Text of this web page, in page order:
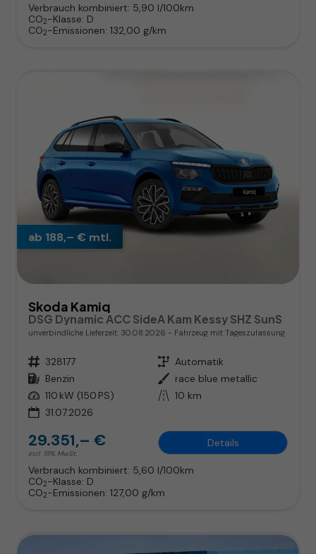
Verbrauch kombiniert: 5,90 l/100km
CO2-Klasse: D
CO2-Emissionen: 132,00 g/km
ab 188,– € mtl.
Skoda Kamiq
DSG Dynamic ACC SideA Kam Kessy SHZ SunS
unverbindliche Lieferzeit: 30.08.2026 Fahrzeug mit Tageszulassung
Fahrzeugnr. 328177 Getriebe Automatik
Kraftstoff Benzin Außenfarbe race blue metallic
Leistung 110 kW (150 PS) Kilometerstand 10 km
31.07.2026
29.351,– €
incl. 19% MwSt.
Details
Verbrauch kombiniert: 5,60 l/100km
CO2-Klasse: D
CO2-Emissionen: 127,00 g/km